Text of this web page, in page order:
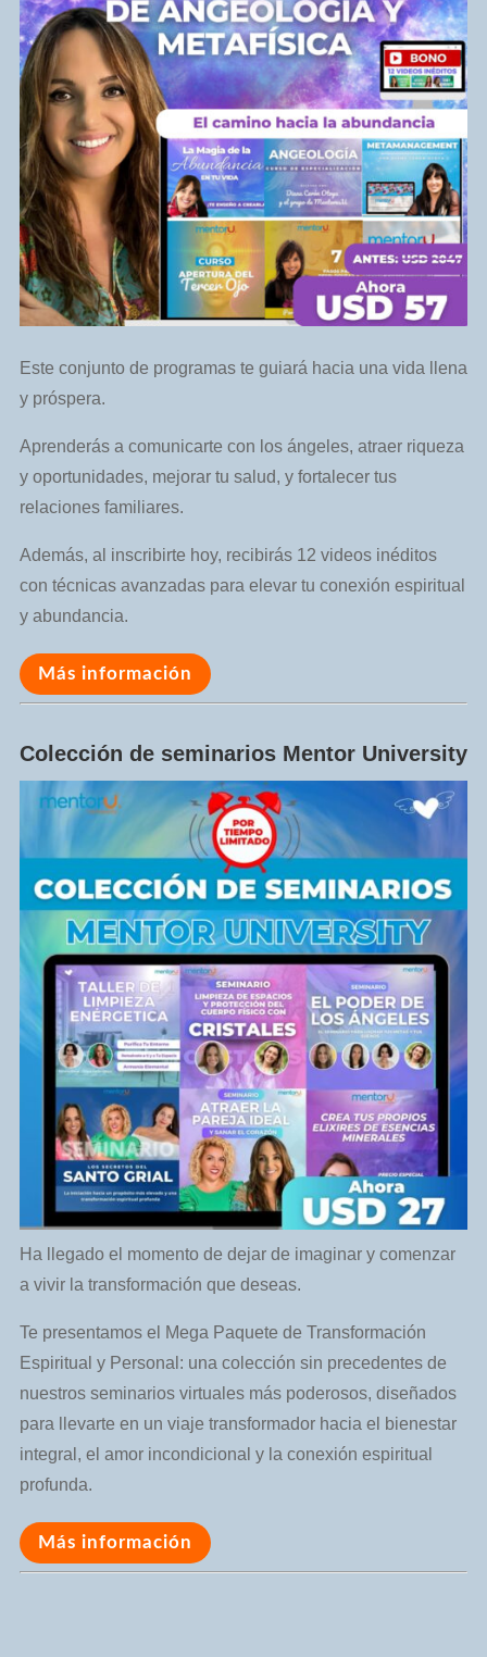
Este conjunto de programas te guiará hacia una vida llena
y próspera.
Aprenderás a comunicarte con los ángeles, atraer riqueza
y oportunidades, mejorar tu salud, y fortalecer tus
relaciones familiares.
Además, al inscribirte hoy, recibirás 12 videos inéditos
con técnicas avanzadas para elevar tu conexión espiritual
y abundancia.
Más información
Colección de seminarios Mentor University
Ha llegado el momento de dejar de imaginar y comenzar
a vivir la transformación que deseas.
Te presentamos el Mega Paquete de Transformación
Espiritual y Personal: una colección sin precedentes de
nuestros seminarios virtuales más poderosos, diseñados
para llevarte en un viaje transformador hacia el bienestar
integral, el amor incondicional y la conexión espiritual
profunda.
Más información